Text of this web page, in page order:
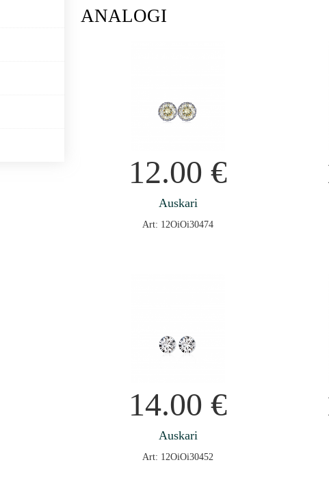
ANALOGI
12.00€
Auskari
Art: 12OiOi30474
14.00€
Auskari
Art: 12OiOi30452